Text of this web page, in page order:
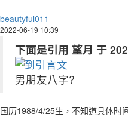
beautyful011
2022-06-19 10:39
下面是引用 望月 于
男朋友八字?
国历1988/4/25生，不知道具体时